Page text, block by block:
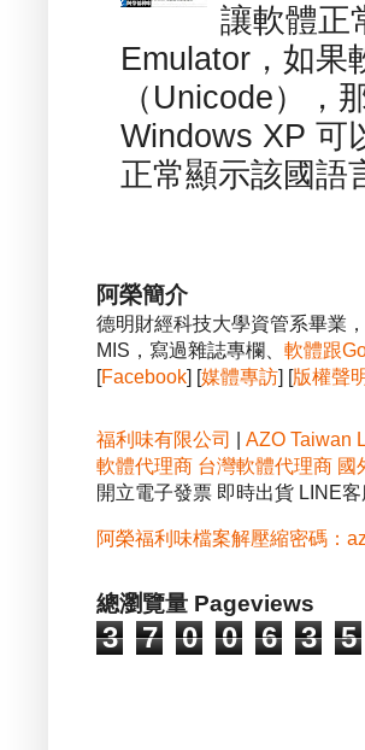
讓軟體正
Emulator，如果
（Unicode），
Windows XP 可
正常顯示該國語
阿榮簡介
德明財經科技大學資管系畢業
MIS，寫過雜誌專欄、 軟體跟
[Facebook] [媒體專訪] [版權聲
福利味有限公司
AZO Taiwan
軟體代理商 台灣軟體代理商 國
開立電子發票 即時出貨 LINE客
阿榮福利味檔案解壓縮密碼：
總瀏覽量 Pageviews
3 7 0 0 6 3 5